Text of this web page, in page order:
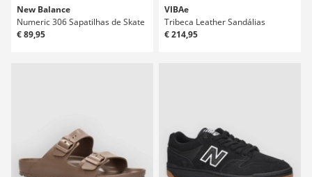
New Balance
Numeric 306 Sapatilhas de Skate
€ 89,95
VIBAe
Tribeca Leather Sandálias
€ 214,95